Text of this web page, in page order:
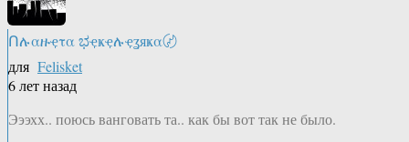
Ոሉαዙҿτα ಭҿҝҿሉҿʓяҝα〄
для Felisket
6 лет назад
Эээхх.. поюсь ванговать та.. как бы вот так не было.